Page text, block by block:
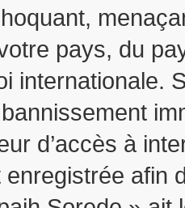
pays, du
internationale.
d’accès à
afin